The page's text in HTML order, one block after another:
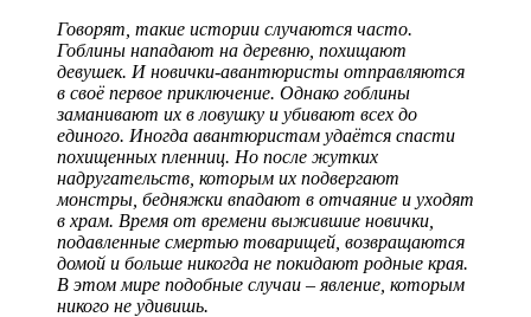
Говорят, такие истории случаются часто.
Гоблины нападают на деревню, похищают
девушек. И новички-авантюристы отправляются
в своё первое приключение. Однако гоблины
заманивают их в ловушку и убивают всех до
единого. Иногда авантюристам удаётся спасти
похищенных пленниц. Но после жутких
надругательств, которым их подвергают
монстры, бедняжки впадают в отчаяние и уходят
в храм. Время от времени выжившие новички,
подавленные смертью товарищей, возвращаются
домой и больше никогда не покидают родные края.
В этом мире подобные случаи – явление, которым
никого не удивишь.